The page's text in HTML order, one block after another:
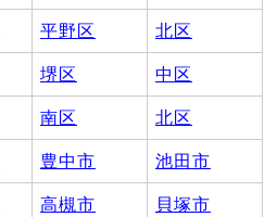
平野区 北区
堺区 中区
南区 北区
豊中市 池田市
高槻市 貝塚市